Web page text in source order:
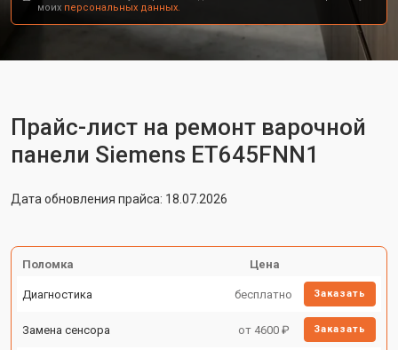
моих персональных данных.
Прайс-лист на ремонт варочной
панели Siemens ET645FNN1
Дата обновления прайса: 18.07.2026
Поломка Цена
Диагностика бесплатно Заказать
Замена сенсора от 4600 ₽ Заказать